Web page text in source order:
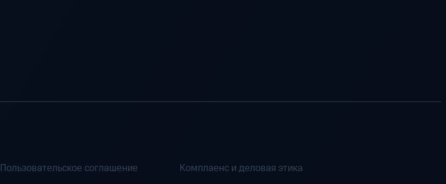
Пользовательское соглашение
Комплаенс и деловая этика